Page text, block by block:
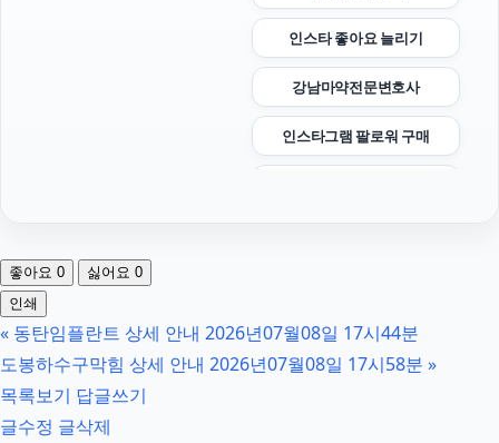
인스타 좋아요 늘리기
강남마약전문변호사
인스타그램 팔로워 구매
대구이혼전문변호사
부천이혼전문변호사
좋아요 0 싫어요 0
인쇄
« 동탄임플란트 상세 안내 2026년07월08일 17시44분
도봉하수구막힘 상세 안내 2026년07월08일 17시58분 »
목록보기 답글쓰기
글수정 글삭제